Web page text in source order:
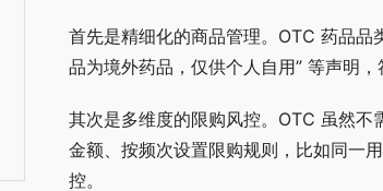
首先是精细化的商品管理。OTC 药品品
品为境外药品，仅供个人自用” 等声明，
其次是多维度的限购风控。OTC 虽然
金额、按频次设置限购规则，比如同一
控。